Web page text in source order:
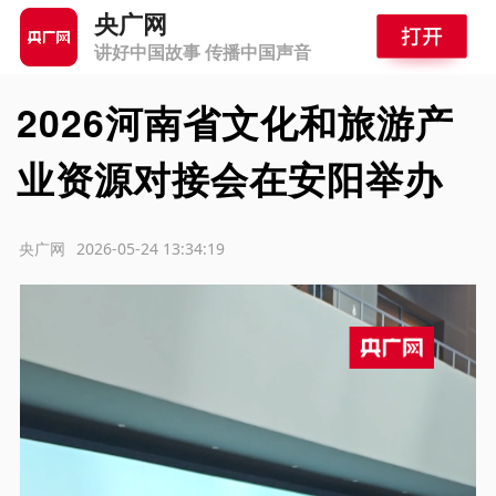
央广网
讲好中国故事 传播中国声音
2026河南省文化和旅游产
业资源对接会在安阳举办
2026-05-24 13:34:19
央广网